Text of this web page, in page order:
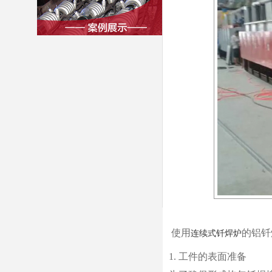
使用 连续式钎焊炉的铝
1. 工件的表面准备